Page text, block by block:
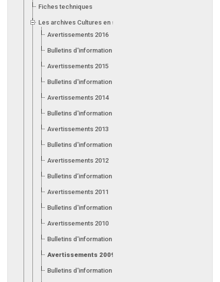
Fiches techniques
Les archives Cultures en serre
Avertissements 2016
Bulletins d'information 2016
Avertissements 2015
Bulletins d'information 2015
Avertissements 2014
Bulletins d'information 2014
Avertissements 2013
Bulletins d'information 2013
Avertissements 2012
Bulletins d’information 2012
Avertissements 2011
Bulletins d'information 2011
Avertissements 2010
Bulletins d'information 2010
Avertissements 2009
Bulletins d'information 2009